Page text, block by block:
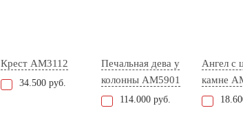
Крест AM3112
34.500 руб.
Печальная дева у
колонны AM5901
114.000 руб.
Ангел с
камне